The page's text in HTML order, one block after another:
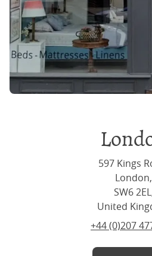
597 Kings
London,
SW6
United
+44 (0)207